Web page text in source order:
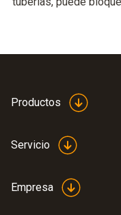
Productos
Servicio
Empresa